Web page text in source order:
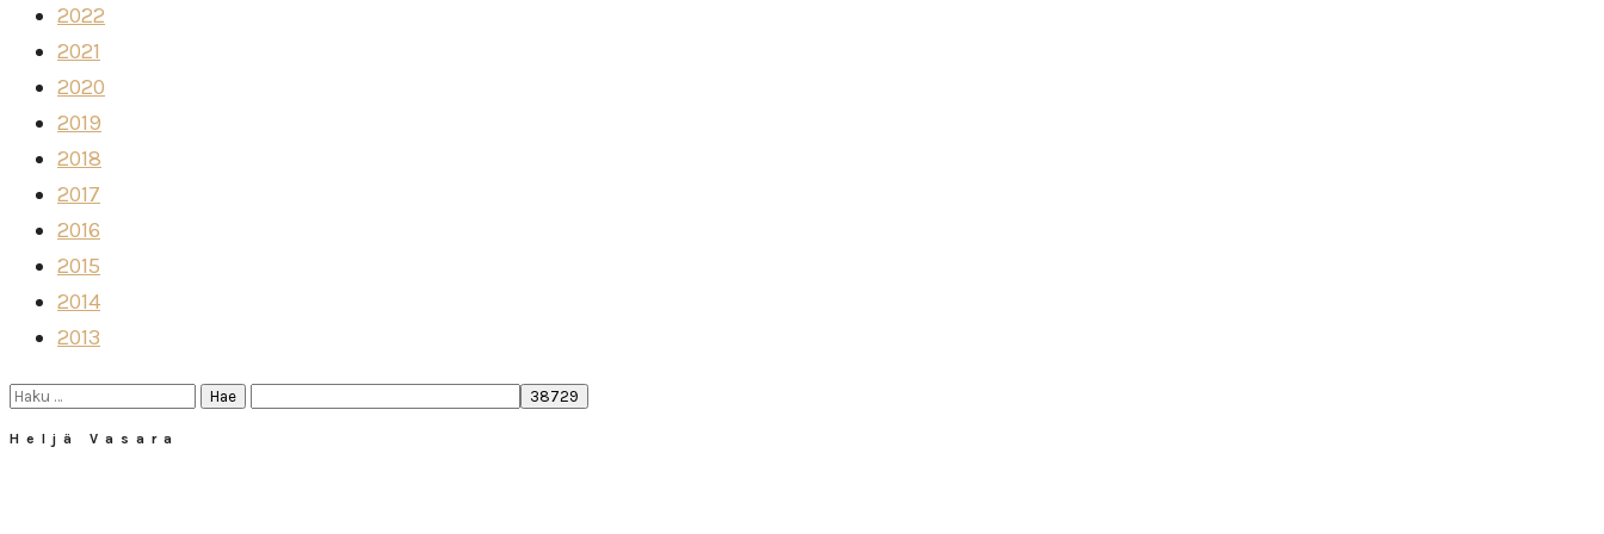
2022
2021
2020
2019
2018
2017
2016
2015
2014
2013
Haku:
Heljä Vasara